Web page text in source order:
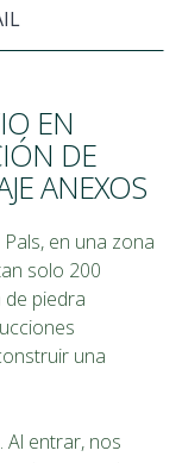
EN
DE
ANEXOS
en una zona
solo 200
piedra
una
Al entrar, nos